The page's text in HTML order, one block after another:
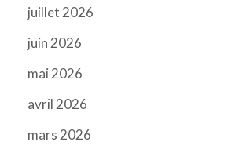
juillet 2026
juin 2026
mai 2026
avril 2026
mars 2026